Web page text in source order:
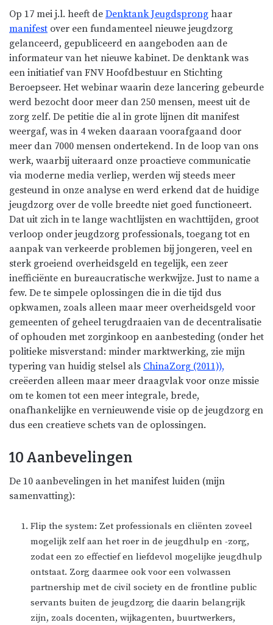
Op 17 mei j.l. heeft de Denktank Jeugdsprong haar
manifest over een fundamenteel nieuwe jeugdzorg
gelanceerd, gepubliceerd en aangeboden aan de
informateur van het nieuwe kabinet. De denktank was
een initiatief van FNV Hoofdbestuur en Stichting
Beroepseer. Het webinar waarin deze lancering gebeurde
werd bezocht door meer dan 250 mensen, meest uit de
zorg zelf. De petitie die al in grote lijnen dit manifest
weergaf, was in 4 weken daaraan voorafgaand door
meer dan 7000 mensen ondertekend. In de loop van ons
werk, waarbij uiteraard onze proactieve communicatie
via moderne media verliep, werden wij steeds meer
gesteund in onze analyse en werd erkend dat de huidige
jeugdzorg over de volle breedte niet goed functioneert.
Dat uit zich in te lange wachtlijsten en wachttijden, groot
verloop onder jeugdzorg professionals, toegang tot en
aanpak van verkeerde problemen bij jongeren, veel en
sterk groeiend overheidsgeld en tegelijk, een zeer
inefficiënte en bureaucratische werkwijze. Just to name a
few. De te simpele oplossingen die in die tijd dus
opkwamen, zoals alleen maar meer overheidsgeld voor
gemeenten of geheel terugdraaien van de decentralisatie
of ophouden met zorginkoop en aanbesteding (onder het
politieke misverstand: minder marktwerking, zie mijn
typering van huidig stelsel als ChinaZorg (2011)),
creëerden alleen maar meer draagvlak voor onze missie
om te komen tot een meer integrale, brede,
onafhankelijke en vernieuwende visie op de jeugdzorg en
dus een creatieve schets van de oplossingen.
10 Aanbevelingen
De 10 aanbevelingen in het manifest luiden (mijn
samenvatting):
Flip the system: Zet professionals en cliënten zoveel
mogelijk zelf aan het roer in de jeugdhulp en -zorg,
zodat een zo effectief en liefdevol mogelijke jeugdhulp
ontstaat. Zorg daarmee ook voor een volwassen
partnership met de civil society en de frontline public
servants buiten de jeugdzorg die daarin belangrijk
zijn, zoals docenten, wijkagenten, buurtwerkers,